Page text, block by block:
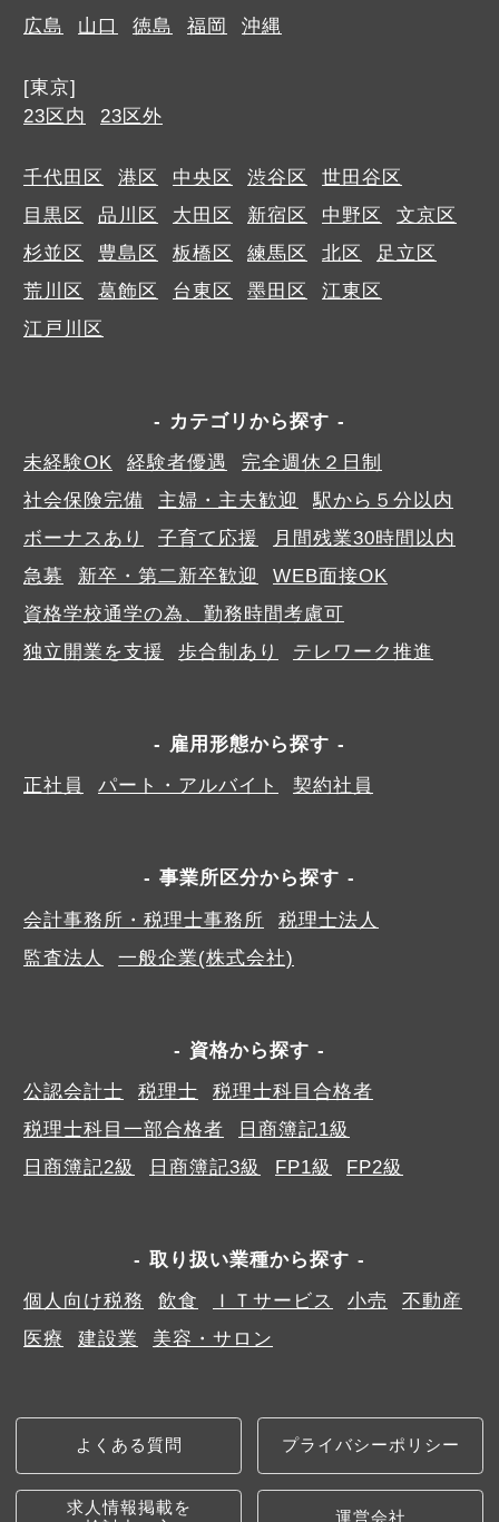
広島
山口 徳島 福岡 沖縄
[東京]
23区内
23区外
千代田区 港区 中央区 渋谷区
世田谷区
目黒区
品川区 大田区 新宿区 中野区
文京区
杉並区
豊島区 板橋区 練馬区 北区
足立区
荒川区
葛飾区 台東区 墨田区
江東区
江戸川区
カテゴリから探す
未経験OK
経験者優遇
完全週休２日制
社会保険完備
主婦・主夫歓迎
駅から５分以内
ボーナスあり
子育て応援
月間残業30時間以内
急募
新卒・第二新卒歓迎
WEB面接OK
資格学校通学の為、勤務時間考慮可
独立開業を支援
歩合制あり テレワーク推進
雇用形態から探す
正社員
パート・アルバイト 契約社員
事業所区分から探す
会計事務所・税理士事務所
税理士法人
監査法人
一般企業(株式会社)
資格から探す
公認会計士
税理士
税理士科目合格者
税理士科目一部合格者
日商簿記1級
日商簿記2級
日商簿記3級 FP1級 FP2級
取り扱い業種から探す
個人向け税務
飲食 ＩＴサービス 小売
不動産
医療
建設業 美容・サロン
よくある質問 プライバシーポリシー
求人情報掲載を
運営会社